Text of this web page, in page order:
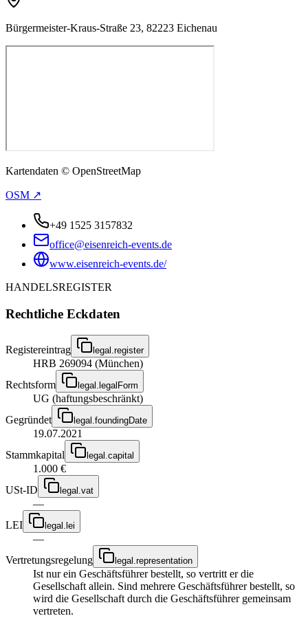
Bürgermeister-Kraus-Straße 23, 82223 Eichenau
Kartendaten © OpenStreetMap
OSM ↗
+49 1525 3157832
office@eisenreich-events.de
www.eisenreich-events.de/
HANDELSREGISTER
Rechtliche Eckdaten
Registereintrag legal.register
HRB 269094 (München)
Rechtsform
legal.legalForm
UG (haftungsbeschränkt)
Gegründet
legal.foundingDate
19.07.2021
Stammkapital
legal.capital
1.000 €
USt-ID
legal.vat
—
LEI
legal.lei
—
Vertretungsregelung
legal.representation
Ist nur ein Geschäftsführer bestellt, so vertritt er die
Gesellschaft allein. Sind mehrere Geschäftsführer bestellt, so
wird die Gesellschaft durch die Geschäftsführer gemeinsam
vertreten.